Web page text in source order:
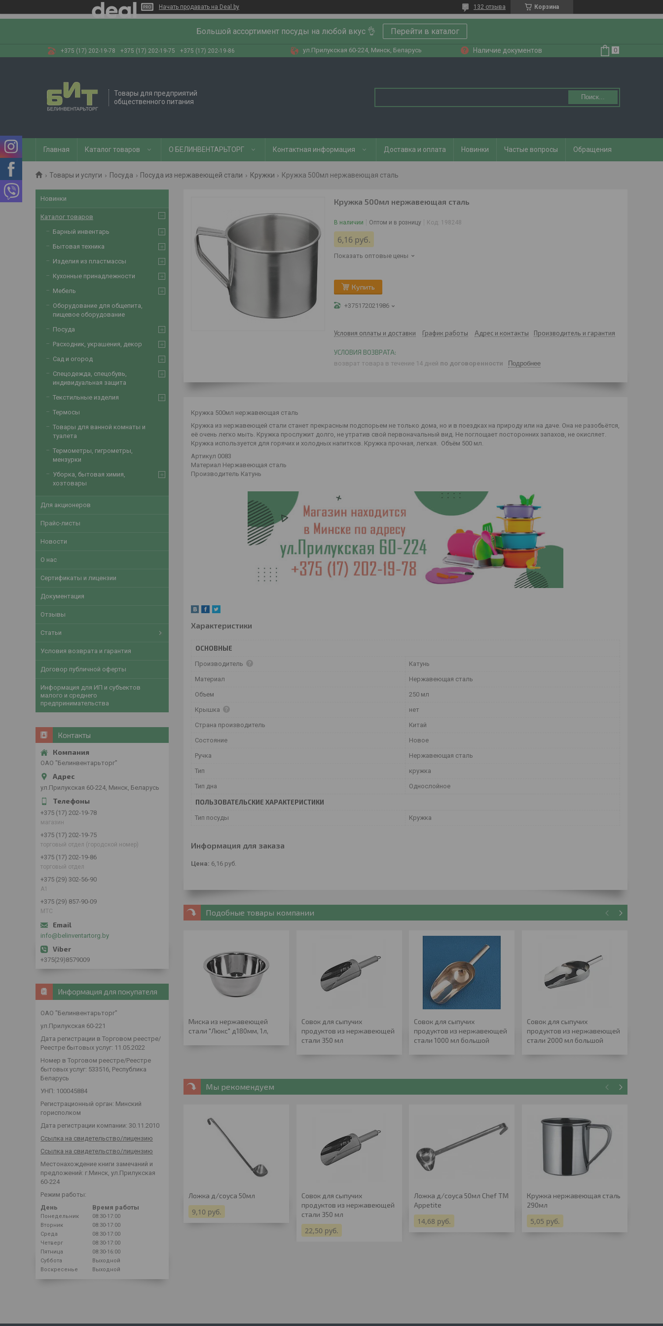
Начать продавать на Deal.by Корзина
132 отзыва
Большой ассортимент посуды на любой вкус 👌 Перейти в каталог
+375 (17) 202-19-78 +375 (17) 202-19-75 +375 (17) 202-19-86 ул.Прилукская 60-224, Минск, Беларусь Наличие документов
Товары для предприятий
общественного питания
Поиск...
Главная Каталог товаров О БЕЛИНВЕНТАРЬТОРГ Контактная информация Доставка и оплата Новинки Частые вопросы Обращения
Товары и услуги Посуда Посуда из нержавеющей стали Кружки Кружка 500мл нержавеющая сталь
Кружка 500мл нержавеющая сталь
В наличии Оптом и в розницу Код: 198248
6,16 руб.
Показать оптовые цены
Купить
+375172021986
Условия оплаты и доставки График работы Адрес и контакты Производитель и гарантия
возврат товара в течение 14 дней по договоренности Подробнее
Кружка 500мл нержавеющая сталь
Кружка из нержавеющей стали станет прекрасным подспорьем не только дома, но и в поездках на природу или на даче. Она не разобьётся,
её очень легко мыть. Кружка прослужит долго, не утратив свой первоначальный вид. Не поглощает посторонних запахов, не окисляет.
Кружка используется для горячих и холодных напитков. Кружка прочная, легкая. Объём 500 мл.
Артикул 0083
Материал Нержавеющая сталь
Производитель Катунь
Характеристики
ОСНОВНЫЕ
Производитель Катунь
Материал Нержавеющая сталь
Объем 250 мл
Крышка нет
Страна производитель Китай
Состояние Новое
Ручка Нержавеющая сталь
Тип кружка
Тип дна Однослойное
ПОЛЬЗОВАТЕЛЬСКИЕ ХАРАКТЕРИСТИКИ
Тип посуды Кружка
Информация для заказа
Цена: 6,16 руб.
Подобные товары компании
Миска из нержавеющей
стали "Люкс" д180мм, 1л,
Совок для сыпучих
продуктов из нержавеющей
стали 350 мл
Совок для сыпучих
продуктов из нержавеющей
стали 1000 мл большой
Совок для сыпучих
продуктов из нержавеющей
стали 2000 мл большой
Мы рекомендуем
Ложка д/соуса 50мл
9,10 руб.
Совок для сыпучих
продуктов из нержавеющей
стали 350 мл
22,50 руб.
Ложка д/соуса 50мл Chef ТМ
Appetite
14,68 руб.
Кружка нержавеющая сталь
290мл
5,05 руб.
Новинки
Каталог товаров
Барный инвентарь
Бытовая техника
Изделия из пластмассы
Кухонные принадлежности
Мебель
Оборудование для общепита,
пищевое оборудование
Посуда
Расходник, украшения, декор
Сад и огород
Спецодежда, спецобувь,
индивидуальная защита
Текстильные изделия
Термосы
Товары для ванной комнаты и
туалета
Термометры, гигрометры,
мензурки
Уборка, бытовая химия,
хозтовары
Для акционеров
Прайс-листы
Новости
О нас
Сертификаты и лицензии
Документация
Отзывы
Статьи
Условия возврата и гарантия
Договор публичной оферты
Информация для ИП и субъектов
малого и среднего
предпринимательства
Контакты
ОАО "Белинвентарьторг"
ул.Прилукская 60-224, Минск, Беларусь
+375 (17) 202-19-78
магазин
+375 (17) 202-19-75
торговый отдел (городской номер)
+375 (17) 202-19-86
торговый отдел
+375 (29) 302-56-90
А1
+375 (29) 857-90-09
МТС
info@belinventartorg.by
+375(29)8579009
Информация для покупателя
ОАО "Белинвентарьторг"
ул.Прилукская 60-221
Дата регистрации в Торговом реестре/
Реестре бытовых услуг: 11.05.2022
Номер в Торговом реестре/Реестре
бытовых услуг: 533516, Республика
Беларусь
УНП: 100045884
Регистрационный орган: Минский
горисполком
Дата регистрации компании: 30.11.2010
Ссылка на свидетельство/лицензию
Ссылка на свидетельство/лицензию
Местонахождение книги замечаний и
предложений: г.Минск, ул.Прилукская
60-224
Режим работы:
День
Время работы
Понедельник
08:30-17:00
Вторник
08:30-17:00
Среда
08:30-17:00
Четверг
08:30-17:00
Пятница
08:30-16:00
Суббота
Выходной
Воскресенье
Выходной